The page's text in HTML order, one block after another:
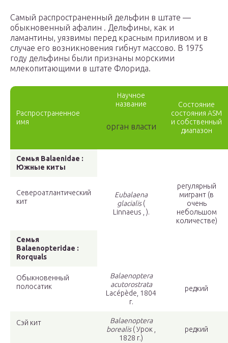
Самый распространенный дельфин в штате —
обыкновенный афалин . Дельфины, как и
ламантины, уязвимы перед красным приливом и в
случае его возникновения гибнут массово. В 1975
году дельфины были признаны морскими
млекопитающими в штате Флорида.
Распространенное
имя
Научное
название
орган власти
Состояние
состояния ASM
и собственный
диапазон
Семья Balaenidae :
Южные киты
Североатлантический
кит
Eubalaena
glacialis(
Linnaeus , ).
регулярный
мигрант (в
очень
небольшом
количестве)
Семья
Balaenopteridae :
Rorquals
Обыкновенный
полосатик
Balaenoptera
acutorostrata
Lacépède, 1804
г.
редкий
Сэй кит
Balaenoptera
borealis( Урок ,
1828 г.)
редкий